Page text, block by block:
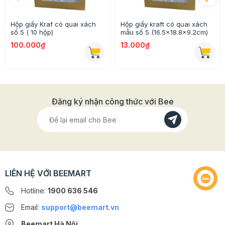
>>> Xem thêm các nguyên liệu làm bánhTẠI ĐÂY!
Hộp giấy Kraf có quai xách
số 5 ( 10 hộp)
100.000₫
Hộp giấy kraft có quai xách
mẫu số 5 (16.5x18.8x9.2cm)
13.000₫
Đăng ký nhận công thức với Bee
LIÊN HỆ VỚI BEEMART
Hotline: 1900 636 546
Email: support@beemart.vn